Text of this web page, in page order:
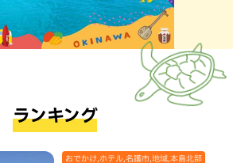
ランキング
おでかけ,ホテル,名護市,地域,本島北部